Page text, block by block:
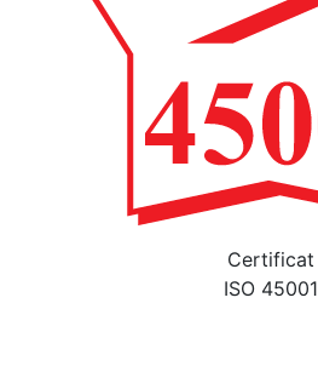
Certificat
ISO 45001